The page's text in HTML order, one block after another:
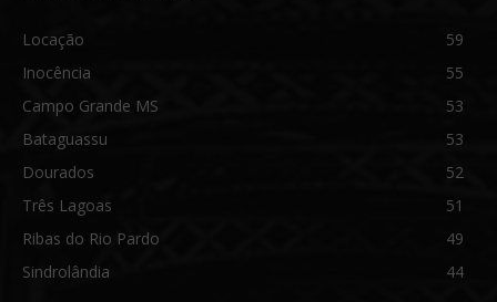
Locação
59
Inocência
55
Campo Grande MS
53
Bataguassu
53
Dourados
52
Três Lagoas
51
Ribas do Rio Pardo
49
Sindrolândia
44